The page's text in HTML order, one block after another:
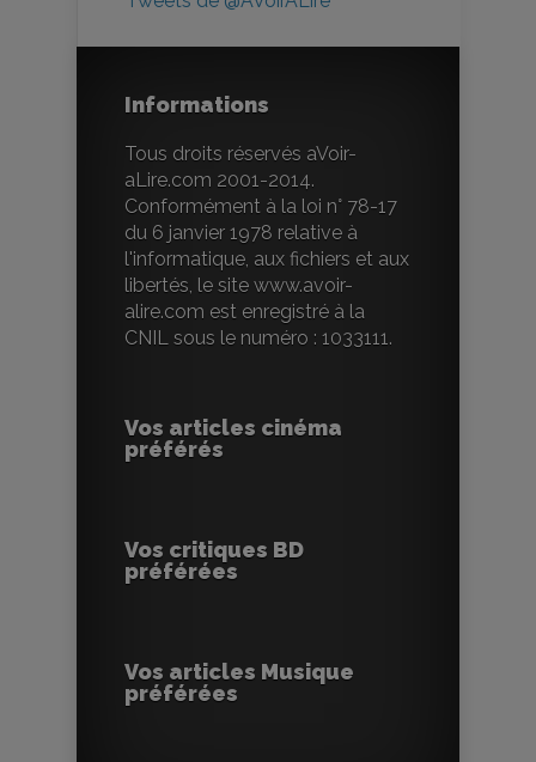
Informations
Tous droits réservés aVoir-
aLire.com 2001-2014.
Conformément à la loi n° 78-17
du 6 janvier 1978 relative à
l'informatique, aux fichiers et aux
libertés, le site www.avoir-
alire.com est enregistré à la
CNIL sous le numéro : 1033111.
Vos articles cinéma
préférés
Vos critiques BD
préférées
Vos articles Musique
préférées